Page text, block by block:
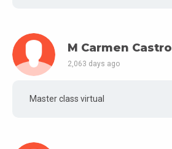
M Carmen Castro
2,063 days ago
Master class virtual